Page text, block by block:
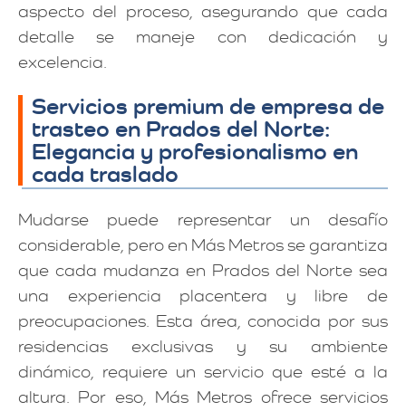
aspecto del proceso, asegurando que cada
detalle se maneje con dedicación y
excelencia.
Servicios premium de empresa de
trasteo en Prados del Norte:
Elegancia y profesionalismo en
cada traslado
Mudarse puede representar un desafío
considerable, pero en Más Metros se garantiza
que cada mudanza en Prados del Norte sea
una experiencia placentera y libre de
preocupaciones. Esta área, conocida por sus
residencias exclusivas y su ambiente
dinámico, requiere un servicio que esté a la
altura. Por eso, Más Metros ofrece servicios